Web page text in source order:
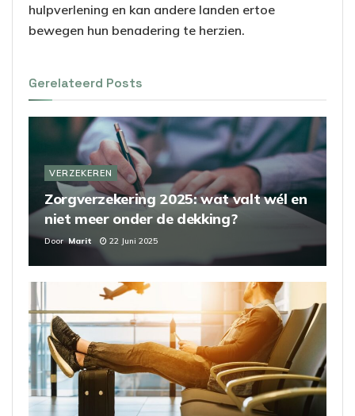
hulpverlening en kan andere landen ertoe
bewegen hun benadering te herzien.
Gerelateerd Posts
VERZEKEREN
Zorgverzekering 2025: wat valt wél en
niet meer onder de dekking?
Door Marit 22 Juni 2025